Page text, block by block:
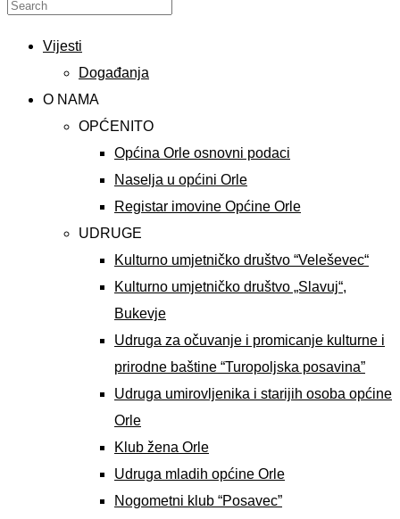
Vijesti
Događanja
O NAMA
OPĆENITO
Općina Orle osnovni podaci
Naselja u općini Orle
Registar imovine Općine Orle
UDRUGE
Kulturno umjetničko društvo “Veleševec“
Kulturno umjetničko društvo „Slavuj“,
Bukevje
Udruga za očuvanje i promicanje kulturne i
prirodne baštine “Turopoljska posavina”
Udruga umirovljenika i starijih osoba općine
Orle
Klub žena Orle
Udruga mladih općine Orle
Nogometni klub “Posavec”